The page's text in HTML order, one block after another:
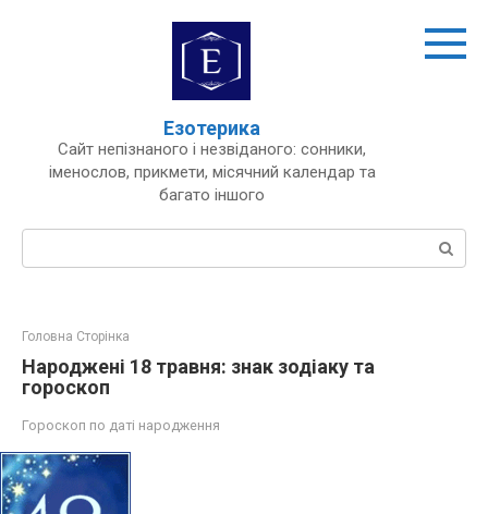
Езотерика
Сайт непізнаного і незвіданого: сонники,
іменослов, прикмети, місячний календар та
багато іншого
Пошук:
Головна Сторінка
Народжені 18 травня: знак зодіаку та
гороскоп
Гороскоп по даті народження